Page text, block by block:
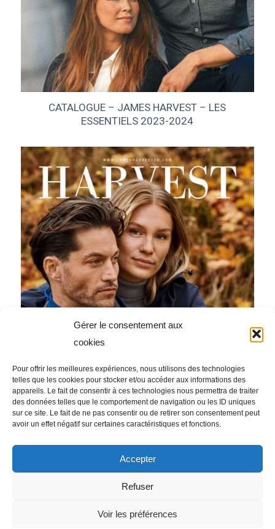
Gérer le consentement aux
cookies
Pour offrir les meilleures expériences, nous utilisons des technologies
telles que les cookies pour stocker et/ou accéder aux informations des
appareils. Le fait de consentir à ces technologies nous permettra de traiter
des données telles que le comportement de navigation ou les ID uniques
sur ce site. Le fait de ne pas consentir ou de retirer son consentement peut
avoir un effet négatif sur certaines caractéristiques et fonctions.
Accepter
Refuser
Voir les préférences
CATALOGUE – JAMES HARVEST – LES
ESSENTIELS 2023-2024
Catalogue – James Harvest Sportswear 2023